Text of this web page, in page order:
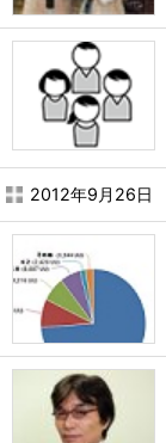
2012年9月26日